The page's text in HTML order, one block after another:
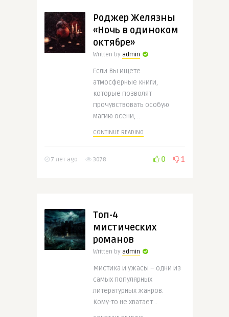
Роджер Желязны
«Ночь в одиноком
октябре»
Written by admin
Если Вы ищете
атмосферные книги,
которые позволят
прочувствовать особую
магию осени, ..
CONTINUE READING
7 лет ago 3078 0 1
Топ-4
мистических
романов
Written by admin
Мистика и ужасы – одни из
самых популярных
литературных жанров.
Кому-то не хватает ..